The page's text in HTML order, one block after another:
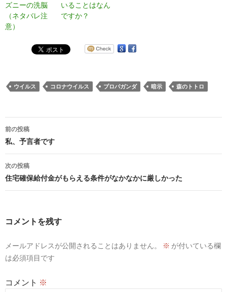
ズニーの洗脳
（ネタバレ注
意）
いることはなん
ですか？
ウイルス コロナウイルス プロパガンダ 暗示 森のトトロ
投
稿
ナ
ビ
ョ
前の投稿
私、予言者です
次の投稿
住宅確保給付金がもらえる条件がなかなかに厳しかった
コメントを残す
メールアドレスが公開されることはありません。 ※ が付いている欄
は必須項目です
コメント ※